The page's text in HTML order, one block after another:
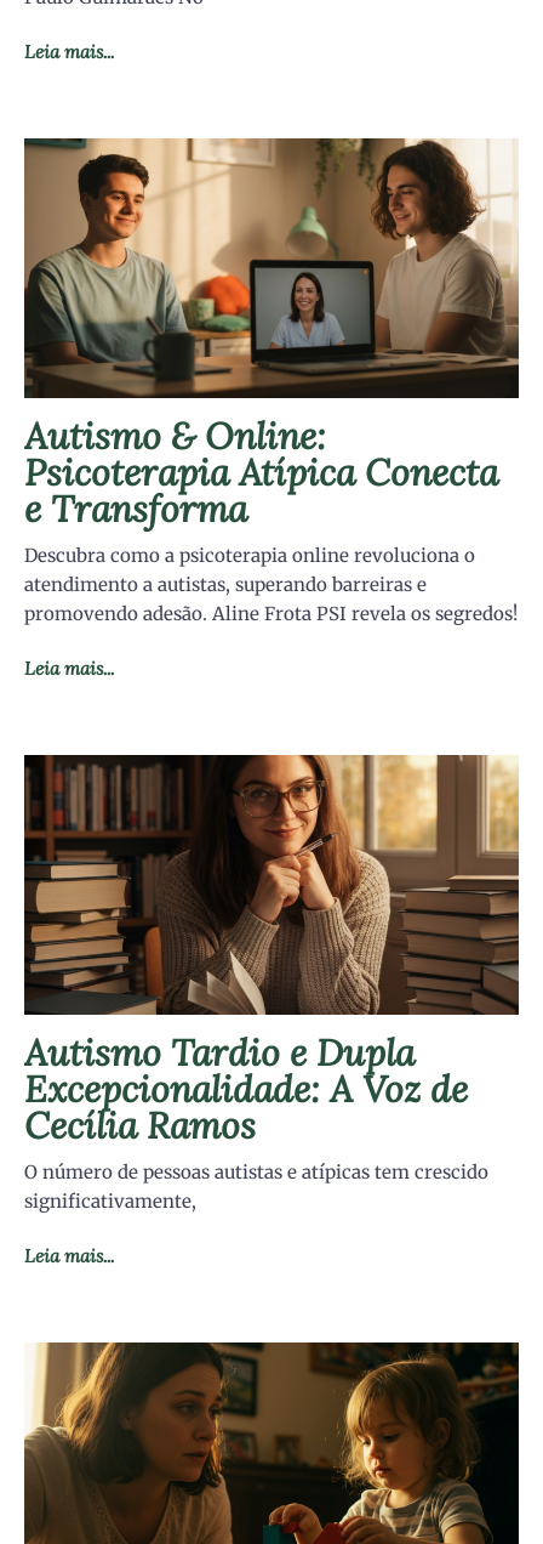
Leia mais...
Autismo & Online:
Psicoterapia Atípica Conecta
e Transforma
Descubra como a psicoterapia online revoluciona o
atendimento a autistas, superando barreiras e
promovendo adesão. Aline Frota PSI revela os segredos!
Leia mais...
Autismo Tardio e Dupla
Excepcionalidade: A Voz de
Cecília Ramos
O número de pessoas autistas e atípicas tem crescido
significativamente,
Leia mais...